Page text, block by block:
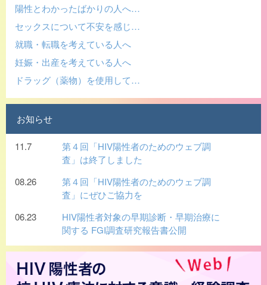
陽性とわかったばかりの人へ…
セックスについて不安を感じ…
就職・転職を考えている人へ
妊娠・出産を考えている人へ
ドラッグ（薬物）を使用して…
お知らせ
11.7
第４回「HIV陽性者のためのウェブ調
査」は終了しました
08.26
第４回「HIV陽性者のためのウェブ調
査」にぜひご協力を
06.23
HIV陽性者対象の早期診断・早期治療に
関する FGI調査研究報告書公開